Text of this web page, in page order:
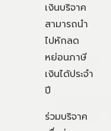
เงินบริจาค
สามารถนำ
ไปหักลด
หย่อนภาษี
เงินได้ประจำ
ปี
ร่วมบริจาค